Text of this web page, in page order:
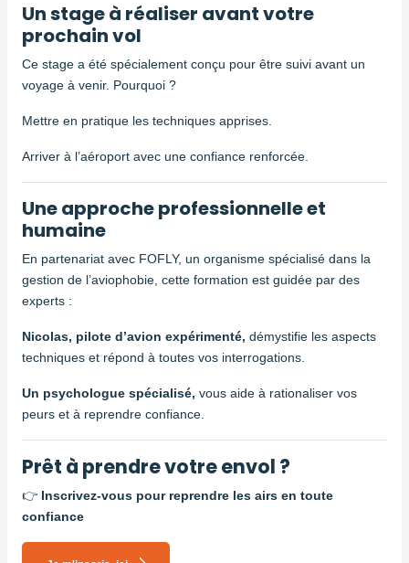
Un stage à réaliser avant votre
prochain vol
Ce stage a été spécialement conçu pour être suivi avant un
voyage à venir. Pourquoi ?
Mettre en pratique les techniques apprises.
Arriver à l’aéroport avec une confiance renforcée.
Une approche professionnelle et
humaine
En partenariat avec FOFLY, un organisme spécialisé dans la
gestion de l’aviophobie, cette formation est guidée par des
experts :
Nicolas, pilote d’avion expérimenté, démystifie les aspects
techniques et répond à toutes vos interrogations.
Un psychologue spécialisé, vous aide à rationaliser vos
peurs et à reprendre confiance.
Prêt à prendre votre envol ?
👉 Inscrivez-vous pour reprendre les airs en toute
confiance